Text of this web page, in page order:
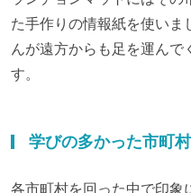
た手作りの情報紙を使いま
んが遠方からも足を運ん
す。
学びの多かった市町
各市町村を回った中で印